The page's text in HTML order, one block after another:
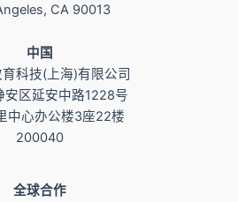
CA 90013
​中国
科技(上海)有限公司
安区延安中路1228号
中心办公楼3座22楼
200040
全球合作